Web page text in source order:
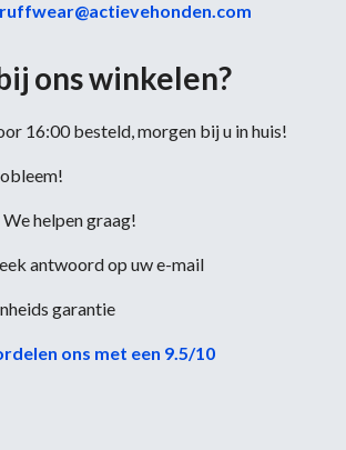
ruffwear@actievehonden.com
ons winkelen?
16:00 besteld, morgen bij u in huis!
helpen graag!
antwoord op uw e-mail
garantie
ons met een 9.5/10